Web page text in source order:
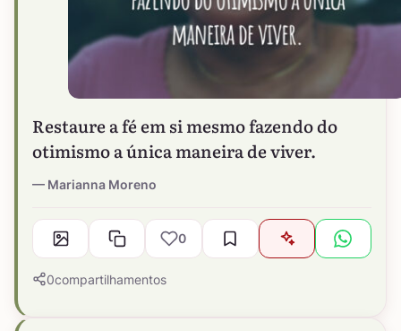
Restaure a fé em si mesmo fazendo do
otimismo a única maneira de viver.
Marianna Moreno
0
0compartilhamentos